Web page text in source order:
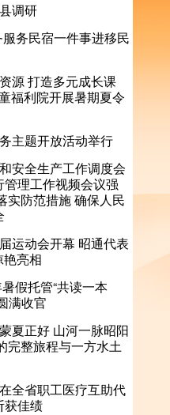
调研
务民宿一件事进移民
源 打造多元成长课
利院开展暑期夏令
主题开放活动举行
安全生产工作调度会
理工作视频会议强
实防范措施 确保人民
运动会开幕 昭通代表
亮相
假托管“共读一本
满收官
夏正好 山河一脉昭阳
整旅程与一方水土
全省职工医疗互助代
获佳绩